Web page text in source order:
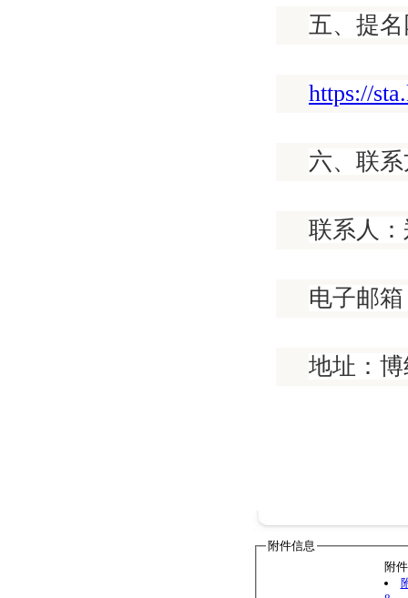
五、提
https://
六、联
联系人
电子邮箱
地址：
附件信息
附